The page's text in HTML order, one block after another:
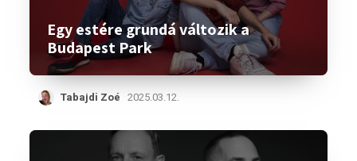
Egy estére grundá változik a
Budapest Park
Tabajdi Zoé 2025.03.12.